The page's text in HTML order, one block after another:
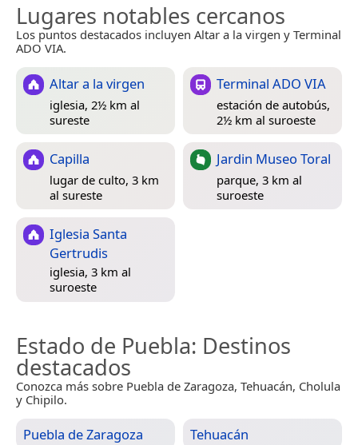
Lugares notables cercanos
Los puntos destacados incluyen Altar a la virgen y Terminal
ADO VIA.
Altar a la virgen
iglesia, 2½ km al
sureste
Terminal ADO VIA
estación de autobús,
2½ km al suroeste
Capilla
lugar de culto, 3 km
al sureste
Jardin Museo Toral
parque, 3 km al
suroeste
Iglesia Santa
Gertrudis
iglesia, 3 km al
suroeste
Estado de Puebla: Destinos
destacados
Conozca más sobre Puebla de Zaragoza, Tehuacán, Cholula
y Chipilo.
Puebla de Zaragoza Tehuacán